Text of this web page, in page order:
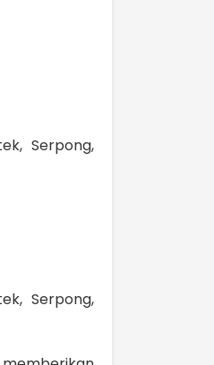
Serpong,
Serpong,